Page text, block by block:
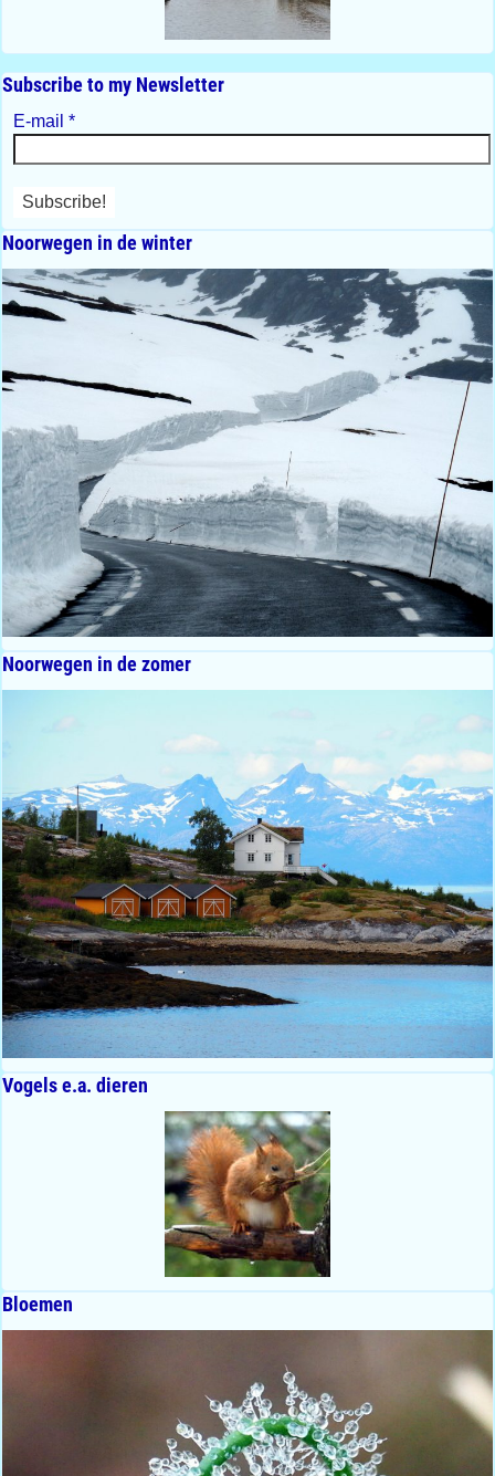
Subscribe to my Newsletter
E-mail *
Noorwegen in de winter
Noorwegen in de zomer
Vogels e.a. dieren
Bloemen